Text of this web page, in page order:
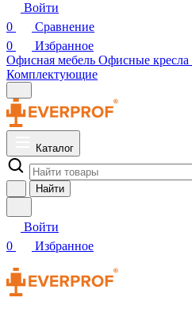
Войти
0
Сравнение
0
Избранное
Офисная мебель Офисные кресла
Комплектующие
Каталог
Найти
Войти
0
Избранное